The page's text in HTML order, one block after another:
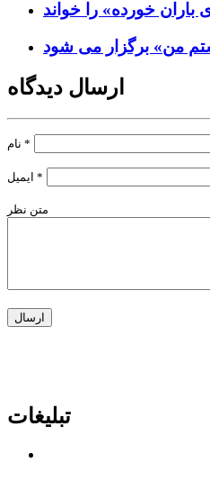
باران خورده» را خواند
من» برگزار می شود
ارسال دیدگاه
*
*
متن نظر
تبلیغات